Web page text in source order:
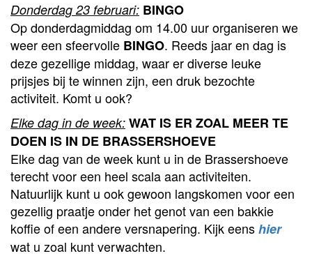
Donderdag 23 februari: BINGO
Op donderdagmiddag om 14.00 uur organiseren we
weer een sfeervolle BINGO. Reeds jaar en dag is
deze gezellige middag, waar er diverse leuke
prijsjes bij te winnen zijn, een druk bezochte
activiteit. Komt u ook?
Elke dag in de week: WAT IS ER ZOAL MEER TE
DOEN IS IN DE BRASSERSHOEVE
Elke dag van de week kunt u in de Brassershoeve
terecht voor een heel scala aan activiteiten.
Natuurlijk kunt u ook gewoon langskomen voor een
gezellig praatje onder het genot van een bakkie
koffie of een andere versnapering. Kijk eenshier
wat u zoal kunt verwachten.